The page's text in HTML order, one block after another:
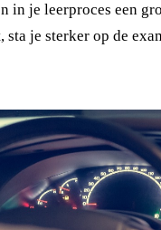
in je leerproces een
je sterker op de